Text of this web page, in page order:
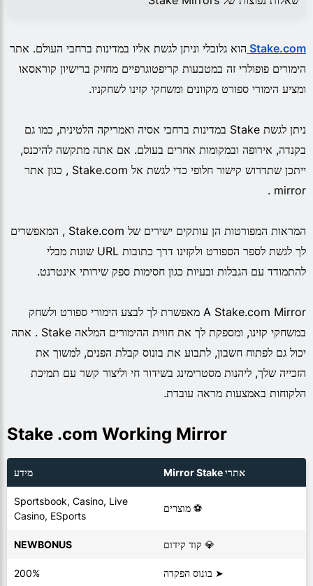
Stake.com הוא גלובלי וניתן לגשת אליו במדינות ברחבי העולם. אתר
הימורים פופולרי זה במטבעות קריפטוגרפיים מחזיק ברישיון קוראסאו
ומציע הימורי ספורט מקוונים ומשחקי קזינו לשחקניו.
ניתן לגשת Stake במדינות ברחבי אסיה ואמריקה הלטינית, כמו גם
בקנדה, אירופה ובמקומות אחרים בעולם. אם אתה מתקשה להיכנס,
ייתכן שתדרוש קישור חלופי כדי לגשת אל Stake.com , כגון אתר
mirror .
המראות המפורטות הן עותקים ישירים של Stake.com , המאפשרים
לך לגשת לספר הספורט ולקזינו דרך כתובות URL שונות מבלי
להתמודד עם הגבלות ובעיות כגון חסימות ספק שירותי אינטרנט.
A Stake.com Mirror מאפשרת לך לבצע הימורי ספורט ולשחק
במשחקי קזינו, ומספקת לך את חווית ההימורים המלאה Stake . אתה
יכול גם לפתוח חשבון, לתבוע את בונוס קבלת הפנים, למשוך את
הזכייה שלך, ליהנות מסטרימינג בשידור חי וליצור קשר עם תמיכת
הלקוחות באמצעות מראה עובדת.
Stake .com Working Mirror
אתרי Mirror Stake מידע
⚽ מוצרים
Sportsbook, Casino, Live
Casino, ESports
💎 קוד קידום NEWBONUS
➤ בונוס הפקדה 200%